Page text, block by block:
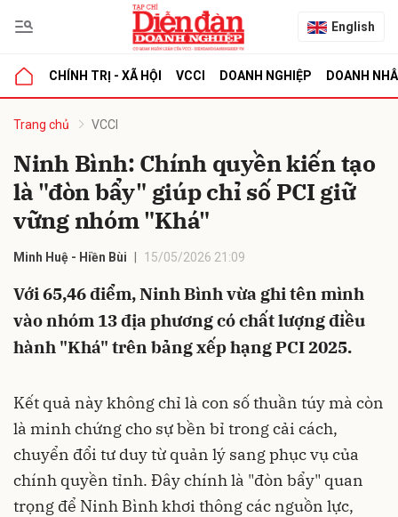
English
CHÍNH TRỊ - XÃ HỘI VCCI DOANH NGHIỆP DOANH
Trang chủ VCCI
Ninh Bình: Chính quyền kiến tạo
là "đòn bẩy" giúp chỉ số PCI giữ
vững nhóm "Khá"
Minh Huệ - Hiền Bùi 15/05/2026 21:09
Với 65,46 điểm, Ninh Bình vừa ghi tên mình
vào nhóm 13 địa phương có chất lượng điều
hành "Khá" trên bảng xếp hạng PCI 2025.
Kết quả này không chỉ là con số thuần túy mà còn
là minh chứng cho sự bền bỉ trong cải cách,
chuyển đổi tư duy từ quản lý sang phục vụ của
chính quyền tỉnh. Đây chính là "đòn bẩy" quan
trọng để Ninh Bình khơi thông các nguồn lực,
luận
Hủy